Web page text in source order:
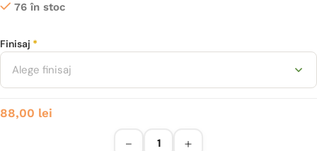
76 în stoc
Finisaj *
Alege finisaj
88,00 lei